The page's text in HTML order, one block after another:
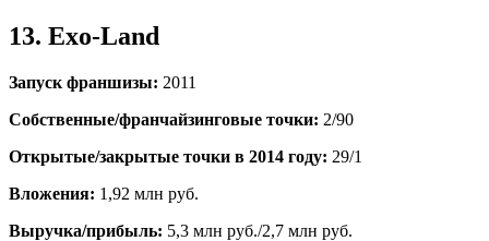
13. Exo-Land
Запуск франшизы: 2011
Собственные/франчайзинговые точки: 2/90
Открытые/закрытые точки в 2014 году: 29/1
Вложения: 1,92 млн руб.
Выручка/прибыль: 5,3 млн руб./2,7 млн руб.